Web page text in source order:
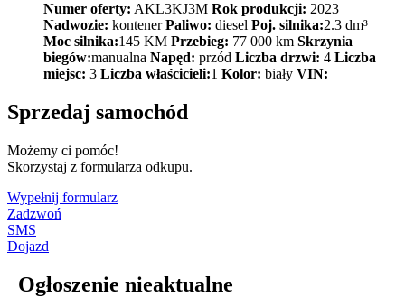
Numer oferty: AKL3KJ3M Rok produkcji: 2023
Nadwozie: kontener Paliwo: diesel Poj. silnika:2.3 dm³
Moc silnika:145 KM Przebieg: 77 000 km Skrzynia
biegów:manualna Napęd: przód Liczba drzwi: 4 Liczba
miejsc: 3 Liczba właścicieli:1 Kolor: biały VIN:
Sprzedaj samochód
Możemy ci pomóc!
Skorzystaj z formularza odkupu.
Wypełnij formularz
Zadzwoń
SMS
Dojazd
Ogłoszenie nieaktualne